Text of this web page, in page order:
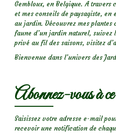
Gembloux, en Belgique. A travers
et mes conseils de paysagiste,
au jardin. Découvrez mes plantes
faune d’un jardin naturel, suivez
privé au fil des saisons, visitez
Bienvenue dans l’univers des
Abonnez-vous à
Saisissez votre adresse e-mail
recevoir une notification de